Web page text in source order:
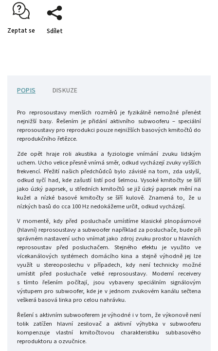
Zeptat se Sdílet
POPIS DISKUZE
Pro reprosoustavy menších rozměrů je fyzikálně nemožné přenést
nejnižší basy. Řešením je přidání aktivního subwooferu – speciální
reprosoustavy pro reprodukci pouze nejnižších basových kmitočtů do
reprodukčního řetězce.
Zde opět hraje roli akustika a fyziologie vnímání zvuku lidským
uchem. Ucho velice přesně vnímá směr, odkud vycházejí zvuky vyšších
frekvencí. Přežití našich předchůdců bylo závislé na tom, zda uslyší,
odkud syčí had, kde zašustí listí pod šelmou. Vysoké kmitočty se šíří
jako úzký paprsek, u středních kmitočtů se již úzký paprsek mění na
kužel a nízké basové kmitočty se šíří kulově. Znamená to, že u
nízkých basů do cca 100 Hz nedokážeme určit, odkud vycházejí.
V momentě, kdy před posluchače umístíme klasické plnopásmové
(hlavní) reprosoustavy a subwoofer například za posluchače, bude při
správném nastavení ucho vnímat jako zdroj zvuku prostor u hlavních
reprosoustav před posluchačem. Stejného efektu je využito ve
vícekanálových systémech domácího kina a stejně výhodně jej lze
využít u stereoposlechu v případech, kdy není technicky možné
umístit před posluchače velké reprosoustavy. Moderní receivery
s tímto řešením počítají, jsou vybaveny speciálním signálovým
výstupem pro subwoofer, kde je v jednom zvukovém kanálu sečtena
veškerá basová linka pro celou nahrávku.
Řešení s aktivním subwooferem je výhodné i v tom, že výkonově není
tolik zatížen hlavní zesilovač a aktivní výhybka v subwooferu
kompenzuje vlastní kmitočtovou charakteristiku subbasového
reproduktoru a ozvučnice.